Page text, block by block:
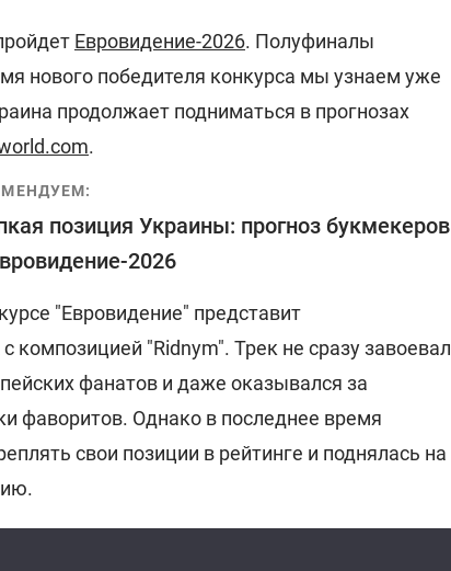
Евровидение-2026. Полуфиналы
нового победителя конкурса мы узнаем уже
продолжает подниматься в прогнозах
.
позиция Украины: прогноз букмекеров
2026
"Евровидение" представит
композицией "Ridnym". Трек не сразу завоевал
фанатов и даже оказывался за
фаворитов. Однако в последнее время
свои позиции в рейтинге и поднялась на